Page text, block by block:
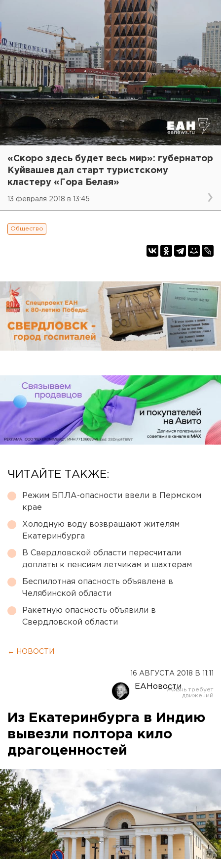
«Скоро здесь будет весь мир»: губернатор
Куйвашев дал старт туристскому
кластеру «Гора Белая»
13 февраля 2018 в 13:45
Общество
ЧИТАЙТЕ ТАКЖЕ:
Режим БПЛА-опасности ввели в Пермском
крае
Холодную воду возвращают жителям
Екатеринбурга
В Свердловской области пересчитали
доплаты к пенсиям летчикам и шахтерам
Беспилотная опасность объявлена в
Челябинской области
Ракетную опасность объявили в
Свердловской области
← НОВОСТИ
16 АВГУСТА 2018 В 11:11
ЕАНовости
Из Екатеринбурга в Индию
вывезли полтора кило
драгоценностей